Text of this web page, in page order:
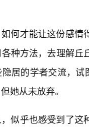
何才能让这份感情
种方法，去理解
居的学者交流，
她从未放弃。
似乎也感受到了